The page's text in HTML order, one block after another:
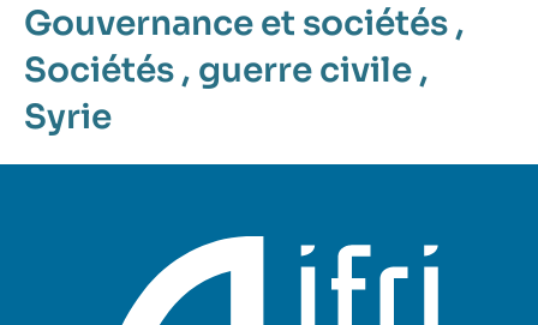
Gouvernance et sociétés ,
Sociétés , guerre civile ,
Syrie